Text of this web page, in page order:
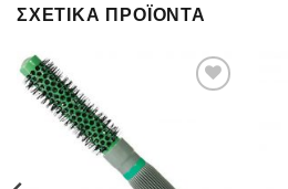
ΣΧΕΤΙΚΆ ΠΡΟΪΌΝΤΑ